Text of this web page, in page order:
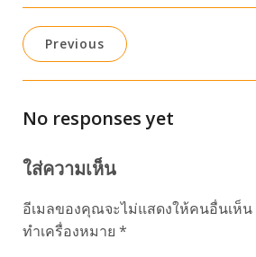
Previous
No responses yet
ใส่ความเห็น
อีเมลของคุณจะไม่แสดงให้คนอื่นเห็น
ทำเครื่องหมาย *